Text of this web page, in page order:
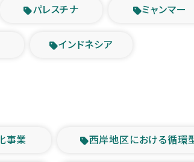
パレスチナ ミャンマー
インドネシア
事業 西岸地区における循環